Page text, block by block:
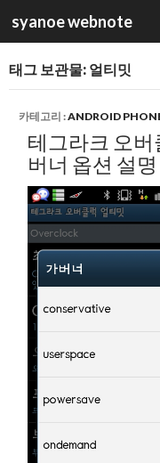
syanoe webnote
색
츠
로
건
태그 보관물: 얼티밋
카테고리 :ANDROID
테그라크 오
버너 옵션 설명